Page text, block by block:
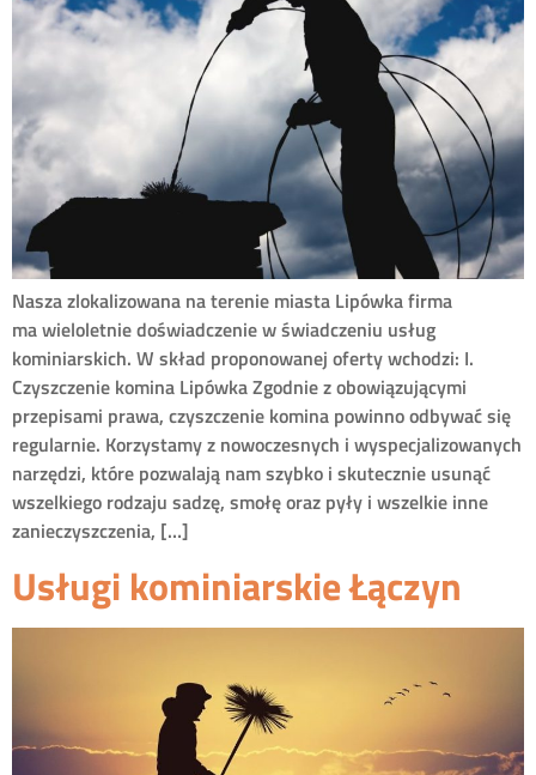
Nasza zlokalizowana na terenie miasta Lipówka firma
ma wieloletnie doświadczenie w świadczeniu usług
kominiarskich. W skład proponowanej oferty wchodzi: I.
Czyszczenie komina Lipówka Zgodnie z obowiązującymi
przepisami prawa, czyszczenie komina powinno odbywać się
regularnie. Korzystamy z nowoczesnych i wyspecjalizowanych
narzędzi, które pozwalają nam szybko i skutecznie usunąć
wszelkiego rodzaju sadzę, smołę oraz pyły i wszelkie inne
zanieczyszczenia, […]
Usługi kominiarskie Łączyn